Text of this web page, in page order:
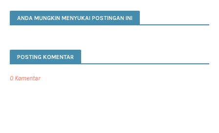
ANDA MUNGKIN MENYUKAI POSTINGAN INI
POSTING KOMENTAR
0 Komentar